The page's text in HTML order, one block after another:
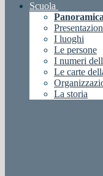
Scuola
Panoramica
I luoghi
Le persone
I numeri
Le carte
La storia